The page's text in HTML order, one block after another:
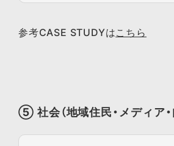
参考CASE STUDYはこちら
⑤ 社会（地域住民・メディア・